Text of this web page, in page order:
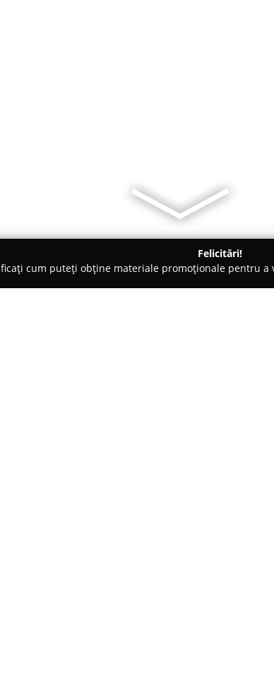
Felicitări!
cum puteți obține materiale promoționale pentru a